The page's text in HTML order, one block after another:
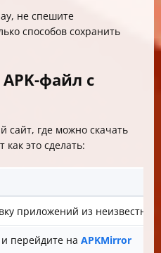
не спешите
способов сохранить
файл с
сайт, где можно скачать
это сделать:
приложений из
перейдите на APKMirror